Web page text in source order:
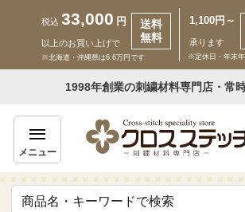
税込 33,000 円
以上のお買い上げで
送料
無料
※北海道・沖縄県は6.6万円です
1,100円～
承ります
※定休日・年末年
1998年創業の刺繍材料専門店・常
メニュー
いらっしゃいませ ゲスト 様